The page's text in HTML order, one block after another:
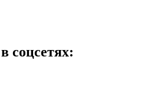
соцсетях: